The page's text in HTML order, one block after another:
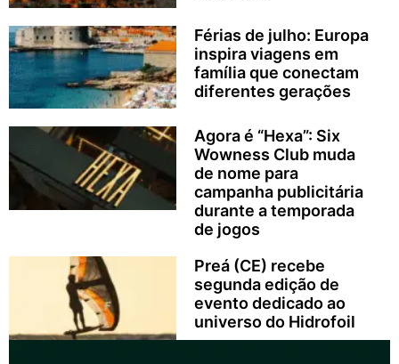
Férias de julho: Europa
inspira viagens em
família que conectam
diferentes gerações
Agora é “Hexa”: Six
Wowness Club muda
de nome para
campanha publicitária
durante a temporada
de jogos
Preá (CE) recebe
segunda edição de
evento dedicado ao
universo do Hidrofoil